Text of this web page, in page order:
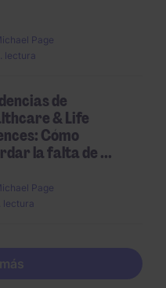
Page
lectura
de
& Life
Cómo
la falta de ...
Page
lectura